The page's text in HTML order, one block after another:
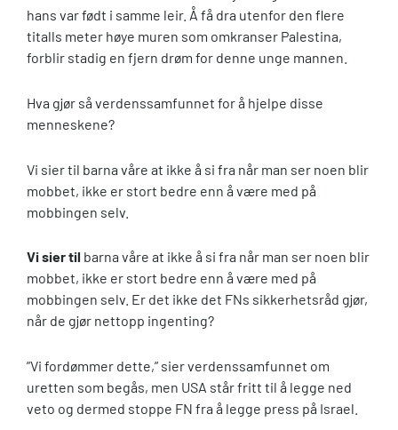
hans var født i samme leir. Å få dra utenfor den flere
titalls meter høye muren som omkranser Palestina,
forblir stadig en fjern drøm for denne unge mannen.
Hva gjør så verdenssamfunnet for å hjelpe disse
menneskene?
Vi sier til barna våre at ikke å si fra når man ser noen blir
mobbet, ikke er stort bedre enn å være med på
mobbingen selv.
Vi sier til barna våre at ikke å si fra når man ser noen blir
mobbet, ikke er stort bedre enn å være med på
mobbingen selv. Er det ikke det FNs sikkerhetsråd gjør,
når de gjør nettopp ingenting?
”Vi fordømmer dette,” sier verdenssamfunnet om
uretten som begås, men USA står fritt til å legge ned
veto og dermed stoppe FN fra å legge press på Israel.